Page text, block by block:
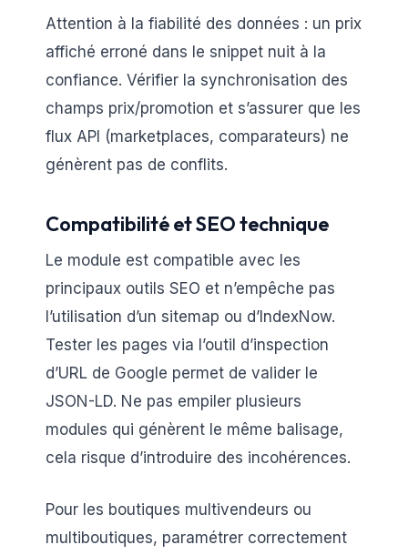
Attention à la fiabilité des données : un prix
affiché erroné dans le snippet nuit à la
confiance. Vérifier la synchronisation des
champs prix/promotion et s’assurer que les
flux API (marketplaces, comparateurs) ne
génèrent pas de conflits.
Compatibilité et SEO technique
Le module est compatible avec les
principaux outils SEO et n’empêche pas
l’utilisation d’un sitemap ou d’IndexNow.
Tester les pages via l’outil d’inspection
d’URL de Google permet de valider le
JSON-LD. Ne pas empiler plusieurs
modules qui génèrent le même balisage,
cela risque d’introduire des incohérences.
Pour les boutiques multivendeurs ou
multiboutiques, paramétrer correctement